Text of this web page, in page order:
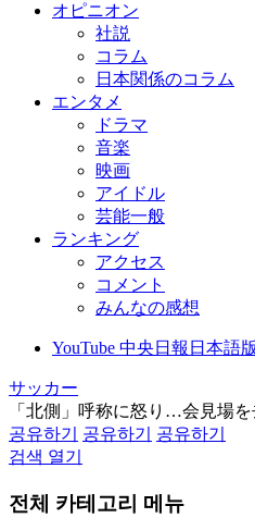
オピニオン
社説
コラム
日本関係のコラム
エンタメ
ドラマ
音楽
映画
アイドル
芸能一般
ランキング
アクセス
コメント
みんなの感想
YouTube 中央日報日本語版
サッカー
「北側」呼称に怒り…会見場
공유하기
공유하기
공유하기
검색 열기
전체 카테고리 메뉴